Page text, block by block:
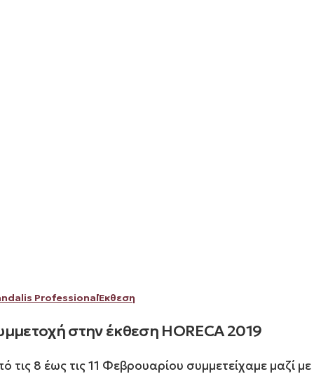
ProfessionalΈκθεση
έκθεση
2019
στην έκθεση HORECA 2019
τις 8 έως τις 11 Φεβρουαρίου συμμετείχαμε μαζί με